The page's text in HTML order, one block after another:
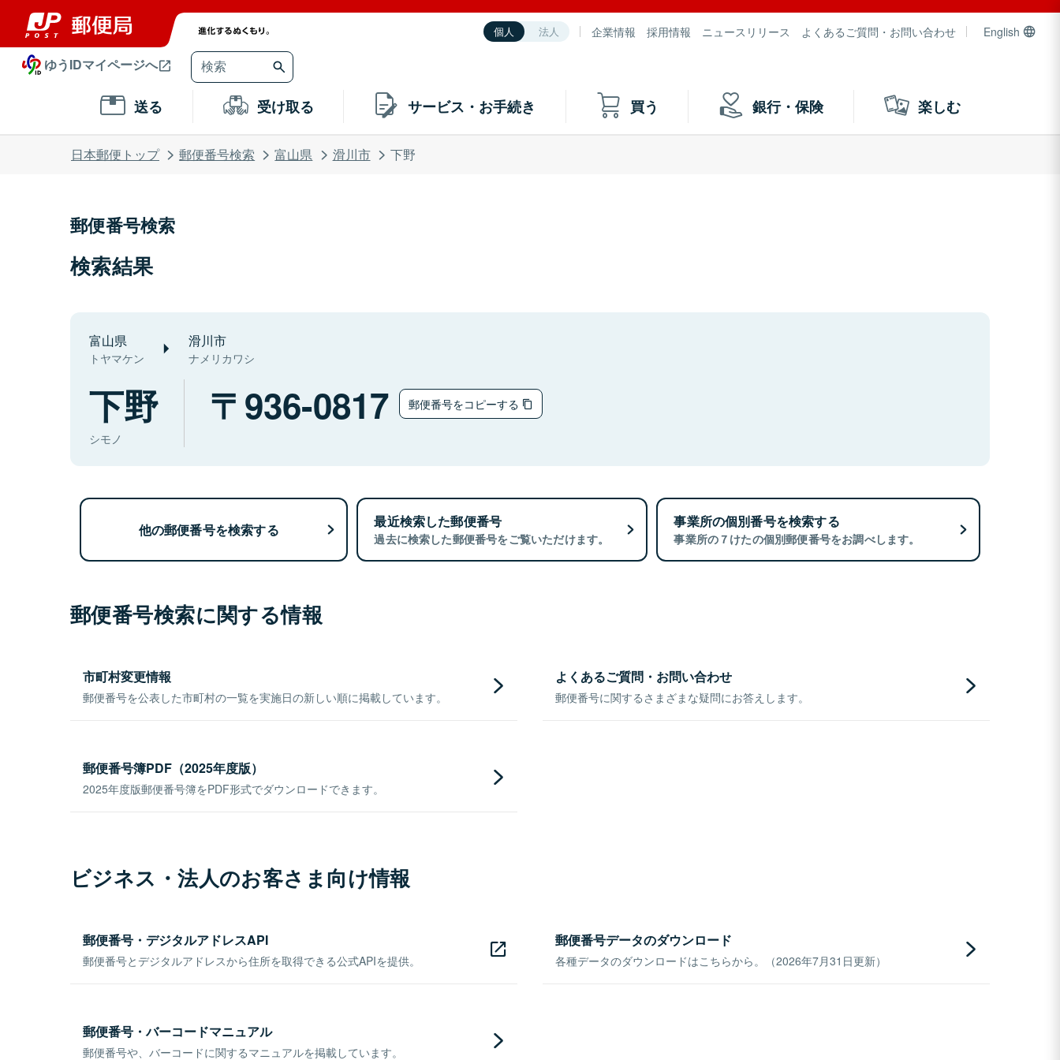
個人 法人 企業情報 採用情報 ニュースリリース よくあるご質問・お問い合わせ English
ゆうIDマイページへ
送る 受け取る サービス・お手続き 買う 銀行・保険 楽しむ
日本郵便トップ 郵便番号検索 富山県 滑川市 下野
郵便番号検索
検索結果
富山県
トヤマケン
滑川市
ナメリカワシ
下野
シモノ
936-0817 郵便番号をコピーする
他の郵便番号を検索する 最近検索した郵便番号
過去に検索した郵便番号をご覧いただけます。
事業所の個別番号を検索する
事業所の７けたの個別郵便番号をお調べします。
郵便番号検索に関する情報
市町村変更情報
郵便番号を公表した市町村の一覧を実施日の新しい順に掲載しています。
よくあるご質問・お問い合わせ
郵便番号に関するさまざまな疑問にお答えします。
郵便番号簿PDF（2025年度版）
2025年度版郵便番号簿をPDF形式でダウンロードできます。
ビジネス・法人のお客さま向け情報
郵便番号・デジタルアドレスAPI
郵便番号とデジタルアドレスから住所を取得できる公式APIを提供。
郵便番号データのダウンロード
各種データのダウンロードはこちらから。（2026年7月31日更新）
郵便番号・バーコードマニュアル
郵便番号や、バーコードに関するマニュアルを掲載しています。